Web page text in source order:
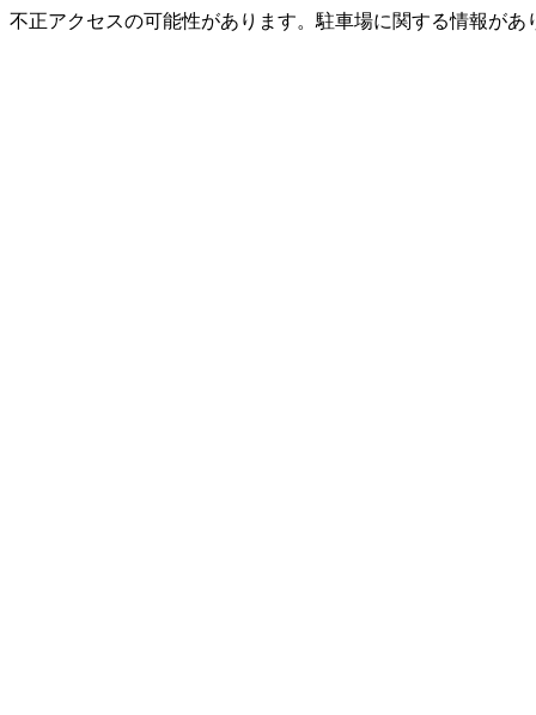
不正アクセスの可能性があります。駐車場に関する情報があ